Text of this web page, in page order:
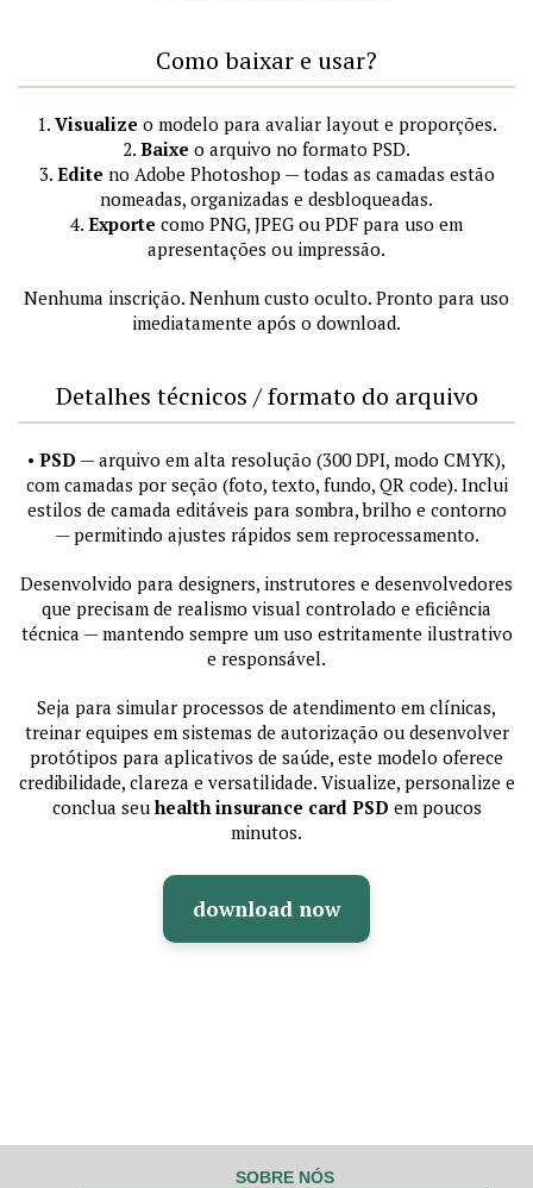
Como baixar e usar?
1. Visualize o modelo para avaliar layout e proporções.
2. Baixe o arquivo no formato PSD.
3. Edite no Adobe Photoshop — todas as camadas estão
nomeadas, organizadas e desbloqueadas.
4. Exporte como PNG, JPEG ou PDF para uso em
apresentações ou impressão.
Nenhuma inscrição. Nenhum custo oculto. Pronto para uso
imediatamente após o download.
Detalhes técnicos / formato do arquivo
• PSD — arquivo em alta resolução (300 DPI, modo CMYK),
com camadas por seção (foto, texto, fundo, QR code). Inclui
estilos de camada editáveis para sombra, brilho e contorno
— permitindo ajustes rápidos sem reprocessamento.
Desenvolvido para designers, instrutores e desenvolvedores
que precisam de realismo visual controlado e eficiência
técnica — mantendo sempre um uso estritamente ilustrativo
e responsável.
Seja para simular processos de atendimento em clínicas,
treinar equipes em sistemas de autorização ou desenvolver
protótipos para aplicativos de saúde, este modelo oferece
credibilidade, clareza e versatilidade. Visualize, personalize e
conclua seu health insurance card PSD em poucos
minutos.
download now
SOBRE NÓS